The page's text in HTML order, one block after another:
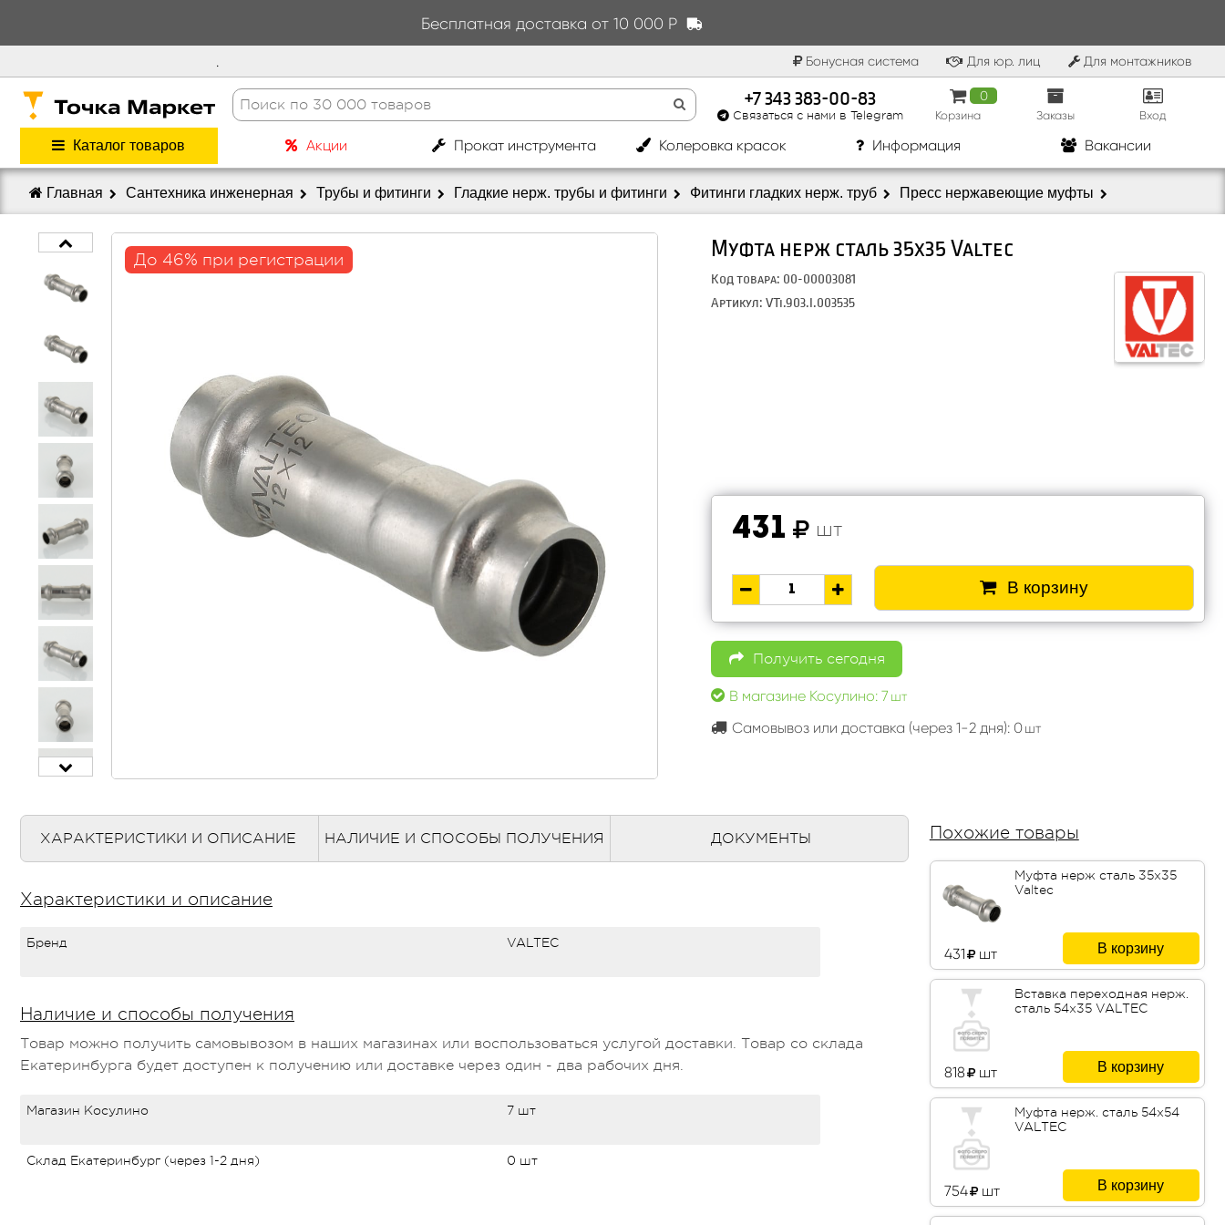
Бесплатная доставка от 10 000 Р
. Для монтажников
Для юр. лиц
Бонусная система
+7 343 383-00-83
Связаться с нами в Telegram Корзина
0
Заказы Вход
Каталог товаров Акции Прокат инструмента Колеровка красок Информация Вакансии
Пресс нержавеющие муфты
Фитинги гладких нерж. труб
Гладкие нерж. трубы и фитинги
Трубы и фитинги
Сантехника инженерная
Главная
До 46% при регистрации
Муфта нерж сталь 35х35 Valtec
VALTEC
Код товара: 00-00003081
Артикул: VTi.903.I.003535
431 шт
В корзину
Получить сегодня
В магазине Косулино: 7 шт
Самовывоз или доставка (через 1-2 дня): 0шт
ХАРАКТЕРИСТИКИ И ОПИСАНИЕ НАЛИЧИЕ И СПОСОБЫ ПОЛУЧЕНИЯ ДОКУМЕНТЫ
Характеристики и описание
Бренд VALTEC
Наличие и способы получения
Товар можно получить самовывозом в наших магазинах или воспользоваться услугой доставки. Товар со склада
Екатеринбурга будет доступен к получению или доставке через один - два рабочих дня.
Магазин Косулино 7 шт
Склад Екатеринбург (через 1-2 дня) 0 шт
Похожие товары
Муфта нерж сталь 35х35
Valtec
431 шт В корзину
Вставка переходная нерж.
сталь 54х35 VALTEC
818 шт В корзину
Муфта нерж. сталь 54х54
VALTEC
754 шт В корзину